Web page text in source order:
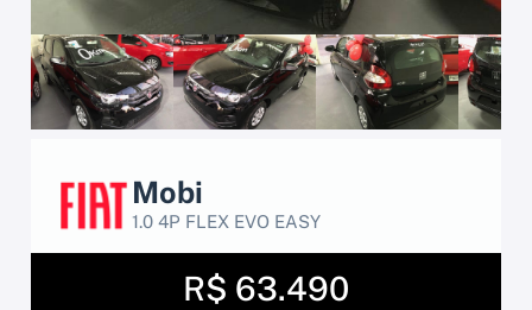
Mobi
1.0 4P FLEX EVO EASY
R$ 63.490